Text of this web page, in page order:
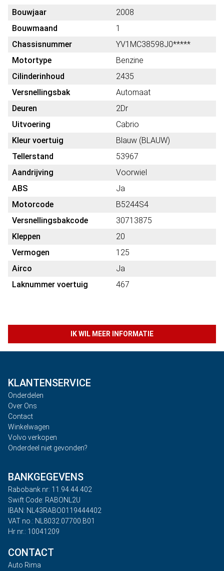
Bouwjaar
2008
Bouwmaand
1
Chassisnummer
YV1MC38598J0*****
Motortype
Benzine
Cilinderinhoud
2435
Versnellingsbak
Automaat
Deuren
2Dr
Uitvoering
Cabrio
Kleur voertuig
Blauw (BLAUW)
Tellerstand
53967
Aandrijving
Voorwiel
ABS
Ja
Motorcode
B5244S4
Versnellingsbakcode
30713875
Kleppen
20
Vermogen
125
Airco
Ja
Laknummer voertuig
467
IK WIL MEER INFORMATIE
KLANTENSERVICE
Onderdelen
Over Ons
Contact
Winkelwagen
Volvo verkopen
Onderdeel niet gevonden?
BANKGEGEVENS
Rabobank nr: 11.94.44.402
Swift Code: RABONL2U
IBAN: NL43RABO0119444402
VAT no.: NL8032.07700.B01
Hr nr.: 10041209
CONTACT
Auto Rima